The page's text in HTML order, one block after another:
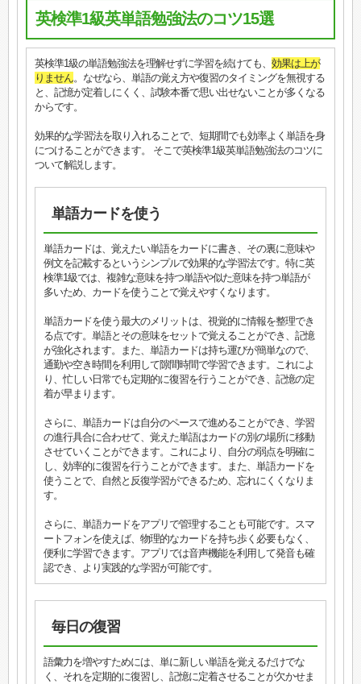
英検準1級英単語勉強法のコツ15選
英検準1級の単語勉強法を理解せずに学習を続けても、 効果は上が
りません。なぜなら、単語の覚え方や復習のタイミングを無視する
と、記憶が定着しにくく、試験本番で思い出せないことが多くなる
からです。
効果的な学習法を取り入れることで、短期間でも効率よく単語を身
につけることができます。 そこで英検準1級英単語勉強法のコツに
ついて解説します。
単語カードを使う
単語カードは、覚えたい単語をカードに書き、その裏に意味や
例文を記載するというシンプルで効果的な学習法です。特に英
検準1級では、複雑な意味を持つ単語や似た意味を持つ単語が
多いため、カードを使うことで覚えやすくなります。
単語カードを使う最大のメリットは、視覚的に情報を整理でき
る点です。単語とその意味をセットで覚えることができ、記憶
が強化されます。また、単語カードは持ち運びが簡単なので、
通勤や空き時間を利用して隙間時間で学習できます。これによ
り、忙しい日常でも定期的に復習を行うことができ、記憶の定
着が早まります。
さらに、単語カードは自分のペースで進めることができ、学習
の進行具合に合わせて、覚えた単語はカードの別の場所に移動
させていくことができます。これにより、自分の弱点を明確に
し、効率的に復習を行うことができます。また、単語カードを
使うことで、自然と反復学習ができるため、忘れにくくなりま
す。
さらに、単語カードをアプリで管理することも可能です。スマ
ートフォンを使えば、物理的なカードを持ち歩く必要もなく、
便利に学習できます。アプリでは音声機能を利用して発音も確
認でき、より実践的な学習が可能です。
毎日の復習
語彙力を増やすためには、単に新しい単語を覚えるだけでな
く、それを定期的に復習し、記憶に定着させることが欠かせま